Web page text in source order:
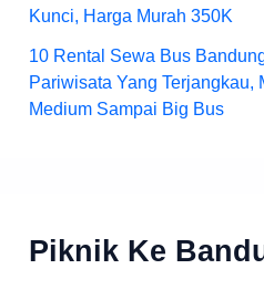
Kunci, Harga Murah 350K
10 Rental Sewa Bus
Pariwisata Yang Terjangkau,
Medium Sampai Big Bus
Piknik Ke